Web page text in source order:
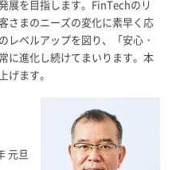
展を目指します。FinTechのリ
さまのニーズの変化に素早く応
レベルアップを図り、「安心・
に進化し続けてまいります。本
げます。
元旦